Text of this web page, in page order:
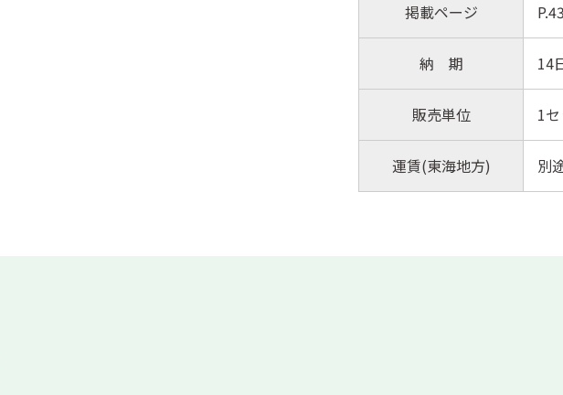
掲載ページ
納 期 14
販売単位 1
運賃(東海地方) 別